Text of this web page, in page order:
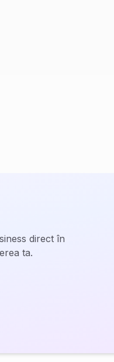
direct în
ta.